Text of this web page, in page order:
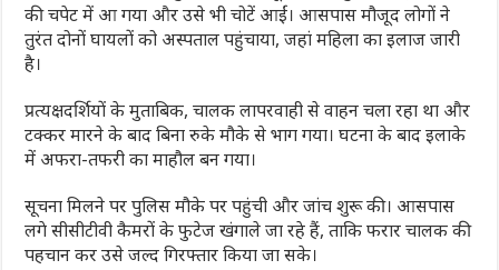
की चपेट में आ गया और उसे भी चोटें आईं। आसपास मौजूद लोगों ने
तुरंत दोनों घायलों को अस्पताल पहुंचाया, जहां महिला का इलाज जारी
है।
प्रत्यक्षदर्शियों के मुताबिक, चालक लापरवाही से वाहन चला रहा था और
टक्कर मारने के बाद बिना रुके मौके से भाग गया। घटना के बाद इलाके
में अफरा-तफरी का माहौल बन गया।
सूचना मिलने पर पुलिस मौके पर पहुंची और जांच शुरू की। आसपास
लगे सीसीटीवी कैमरों के फुटेज खंगाले जा रहे हैं, ताकि फरार चालक की
पहचान कर उसे जल्द गिरफ्तार किया जा सके।